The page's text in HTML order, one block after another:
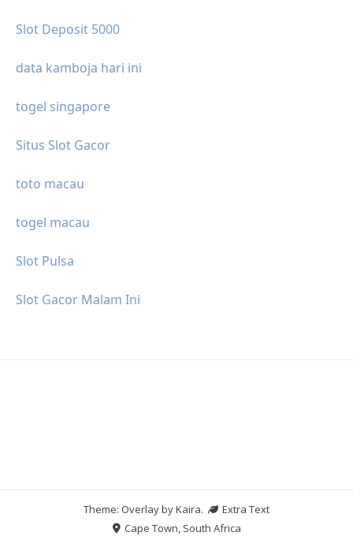
Slot Deposit 5000
data kamboja hari ini
togel singapore
Situs Slot Gacor
toto macau
togel macau
Slot Pulsa
Slot Gacor Malam Ini
Theme: Overlay byKaira.
Extra Text
Cape Town, South Africa